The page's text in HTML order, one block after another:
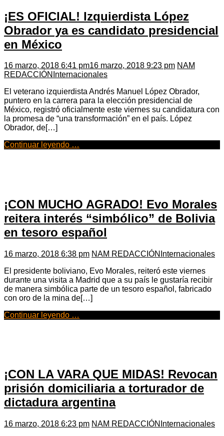
¡ES OFICIAL! Izquierdista López
Obrador ya es candidato presidencial
en México
16 marzo, 2018 6:41 pm16 marzo, 2018 9:23 pm NAM
REDACCIÓN Internacionales
El veterano izquierdista Andrés Manuel López Obrador,
puntero en la carrera para la elección presidencial de
México, registró oficialmente este viernes su candidatura con
la promesa de “una transformación” en el país. López
Obrador, de[…]
Continuar leyendo …
¡CON MUCHO AGRADO! Evo Morales
reitera interés “simbólico” de Bolivia
en tesoro español
16 marzo, 2018 6:38 pm NAM REDACCIÓN Internacionales
El presidente boliviano, Evo Morales, reiteró este viernes
durante una visita a Madrid que a su país le gustaría recibir
de manera simbólica parte de un tesoro español, fabricado
con oro de la mina de[…]
Continuar leyendo …
¡CON LA VARA QUE MIDAS! Revocan
prisión domiciliaria a torturador de
dictadura argentina
16 marzo, 2018 6:23 pm NAM REDACCIÓN Internacionales